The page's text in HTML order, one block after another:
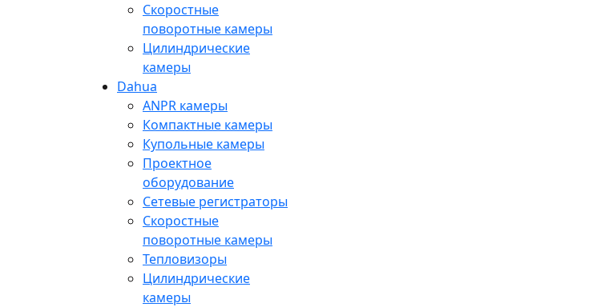
Скоростные
поворотные камеры
Цилиндрические
камеры
Dahua
ANPR камеры
Компактные камеры
Купольные камеры
Проектное
оборудование
Сетевые регистраторы
Скоростные
поворотные камеры
Тепловизоры
Цилиндрические
камеры